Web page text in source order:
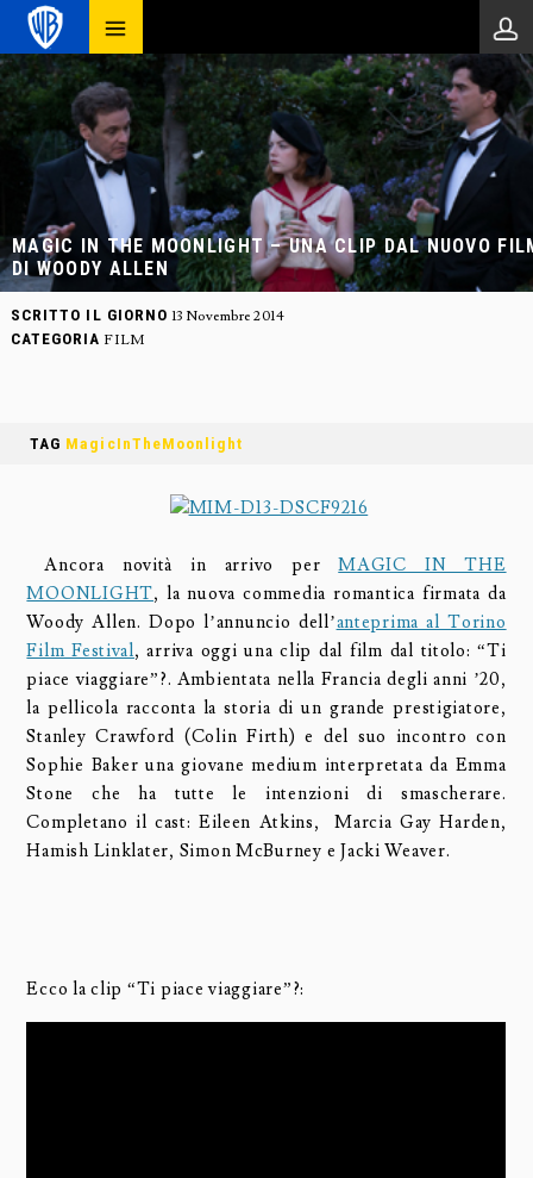
MAGIC IN THE MOONLIGHT – UNA CLIP DAL NUOVO
DI WOODY ALLEN
SCRITTO IL GIORNO 13 Novembre 2014
CATEGORIA FILM
TAG MagicInTheMoonlight
Ancora novità in arrivo perMAGIC IN THE
MOONLIGHT, la nuova commedia romantica firmata da
Woody Allen. Dopo l’annuncio dell’anteprima al Torino
Film Festival, arriva oggi una clip dal film dal titolo: “Ti
piace viaggiare”?. Ambientata nella Francia degli anni ’20,
la pellicola racconta la storia di un grande prestigiatore,
Stanley Crawford (Colin Firth) e del suo incontro con
Sophie Baker una giovane medium interpretata da Emma
Stone che ha tutte le intenzioni di smascherare.
Completano il cast: Eileen Atkins, Marcia Gay Harden,
Hamish Linklater, Simon McBurney e Jacki Weaver.
Ecco la clip “Ti piace viaggiare”?: